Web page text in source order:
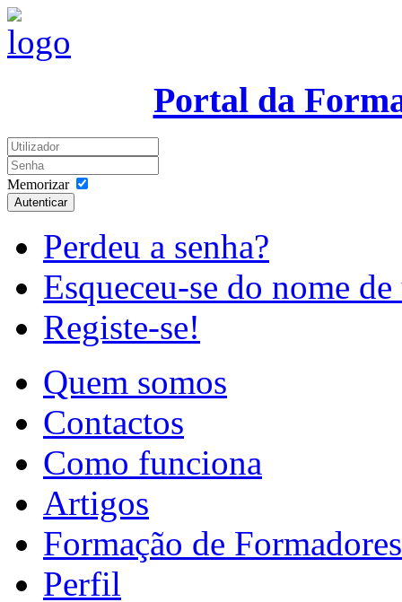
Portal da
Memorizar
Autenticar
Perdeu a senha?
Esqueceu-se do nome
Registe-se!
Quem somos
Contactos
Como funciona
Artigos
Formação de Formadores
Perfil